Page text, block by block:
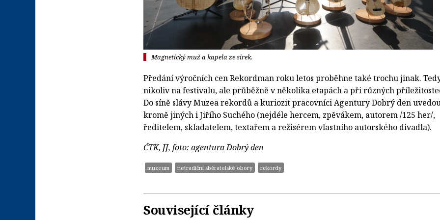
Magnetický muž a kapela ze sirek.
Předání výročních cen Rekordman roku letos proběhne také trochu jinak.
nikoliv na festivalu, ale průběžně v několika etapách a při různých
Do síně slávy Muzea rekordů a kuriozit pracovníci Agentury Dobrý den
kromě jiných i Jiřího Suchého (nejdéle hercem, zpěvákem, autorem /125 her/,
ředitelem, skladatelem, textařem a režisérem vlastního autorského divadla).
ČTK, JJ, foto: agentura Dobrý den
muzeum netradiční sběratelské obory rekordy
Související články